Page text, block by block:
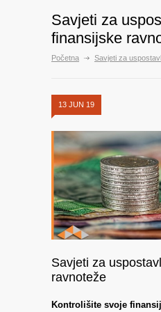
Savjeti za
finansijske
Početna Savjeti za
13 JUN 19
Savjeti za
ravnoteže
Kontrolišite svoje